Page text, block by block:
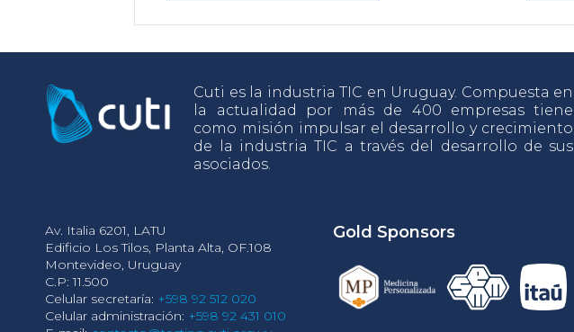
Cuti es la industria TIC en Uruguay. Compuesta en
la actualidad por más de 400 empresas tiene
como misión impulsar el desarrollo y crecimiento
de la industria TIC a través del desarrollo de sus
asociados.
Av. Italia 6201, LATU
Edificio Los Tilos, Planta Alta, OF.108
Montevideo, Uruguay
C.P: 11.500
Celular secretaría: +598 92 512 020
Celular administración: +598 92 431 010
Gold Sponsors